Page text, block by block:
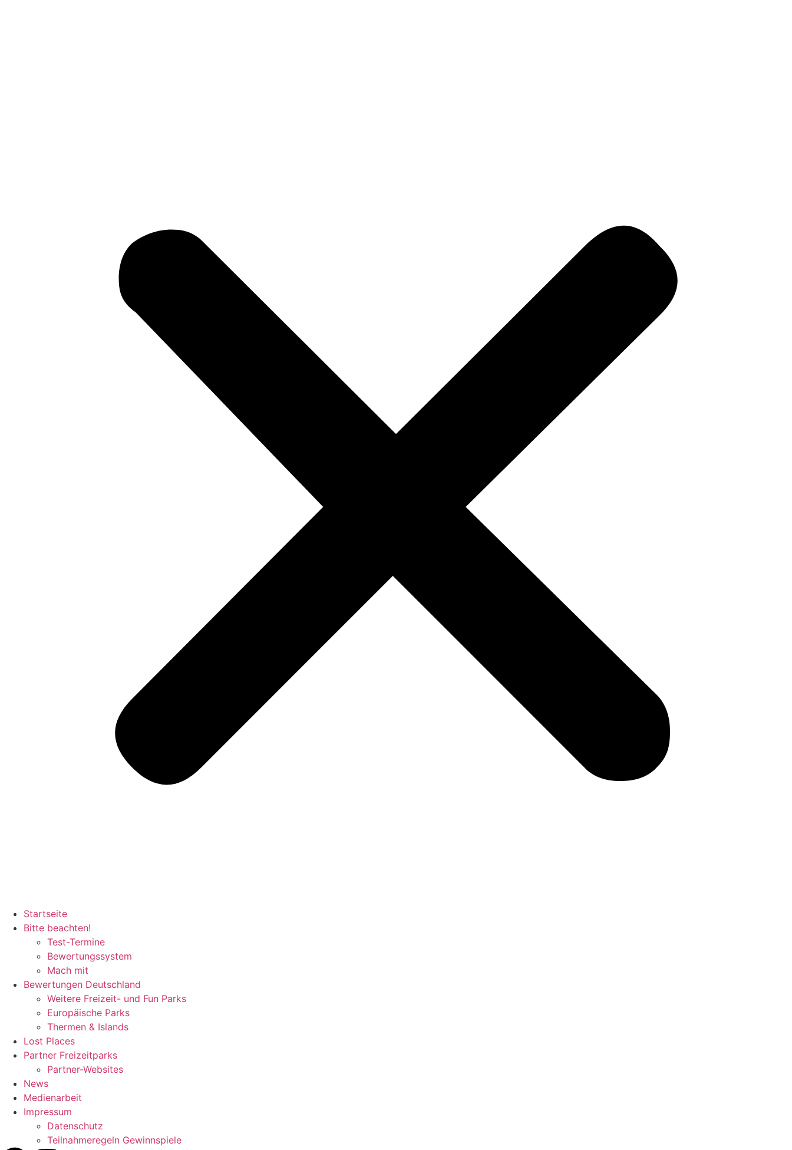
Startseite
Bitte beachten!
Test-Termine
Bewertungssystem
Mach mit
Bewertungen Deutschland
Weitere Freizeit- und Fun Parks
Europäische Parks
Thermen & Islands
Lost Places
Partner Freizeitparks
Partner-Websites
News
Medienarbeit
Impressum
Datenschutz
Teilnahmeregeln Gewinnspiele